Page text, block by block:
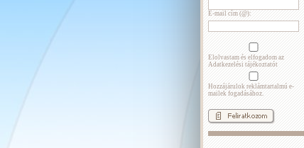
E-mail cím (@):
Elolvastam és elfogadom az
Adatkezelési tájékoztatót
Hozzájárulok reklámtartalmú e-
mailek fogadásához.